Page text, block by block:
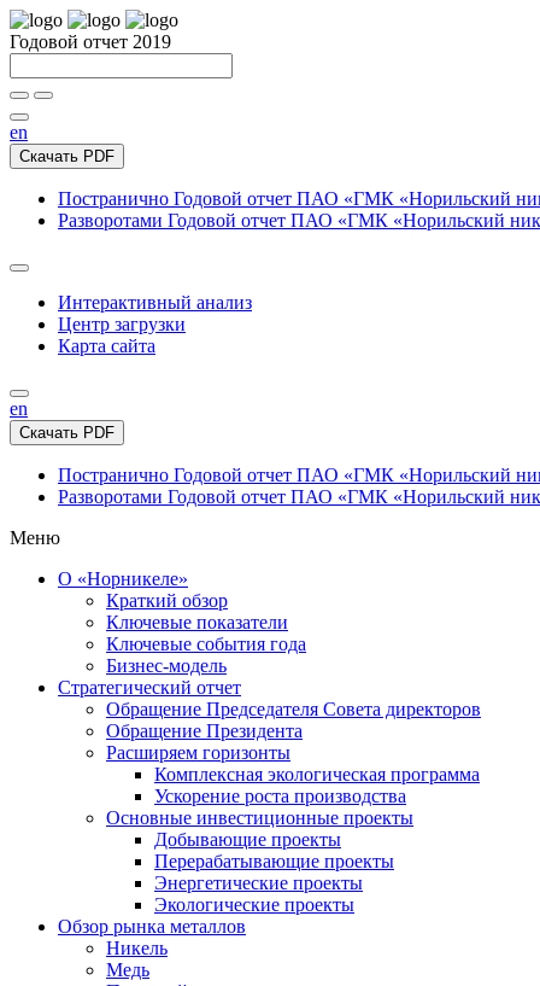
Годовой отчет 2019
en
Скачать PDF
Постранично Годовой отчет ПАО «ГМК «Норильский
Разворотами Годовой отчет ПАО «ГМК «Норильский
Интерактивный анализ
Центр загрузки
Карта сайта
en
Скачать PDF
Постранично Годовой отчет ПАО «ГМК «Норильский
Разворотами Годовой отчет ПАО «ГМК «Норильский
Меню
О «Норникеле»
Краткий обзор
Ключевые показатели
Ключевые события года
Бизнес-модель
Стратегический отчет
Обращение Председателя Совета директоров
Обращение Президента
Расширяем горизонты
Комплексная экологическая программа
Ускорение роста производства
Основные инвестиционные проекты
Добывающие проекты
Перерабатывающие проекты
Энергетические проекты
Экологические проекты
Обзор рынка металлов
Никель
Медь